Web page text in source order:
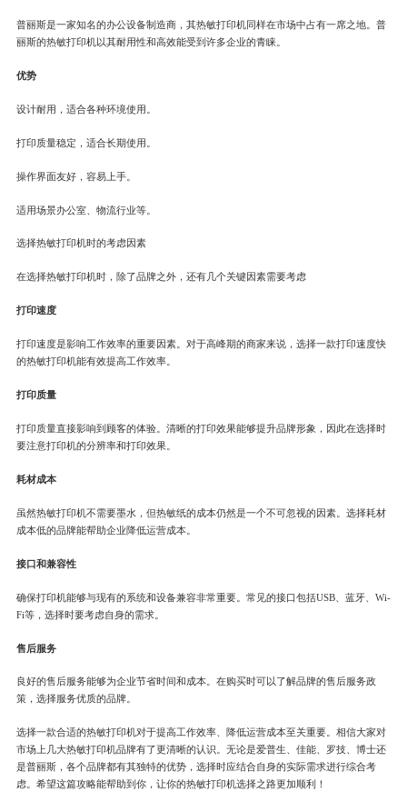
普丽斯是一家知名的办公设备制造商，其热敏打印机同样在市场中占有一席之地。普
丽斯的热敏打印机以其耐用性和高效能受到许多企业的青睐。
优势
设计耐用，适合各种环境使用。
打印质量稳定，适合长期使用。
操作界面友好，容易上手。
适用场景办公室、物流行业等。
选择热敏打印机时的考虑因素
在选择热敏打印机时，除了品牌之外，还有几个关键因素需要考虑
打印速度
打印速度是影响工作效率的重要因素。对于高峰期的商家来说，选择一款打印速度快
的热敏打印机能有效提高工作效率。
打印质量
打印质量直接影响到顾客的体验。清晰的打印效果能够提升品牌形象，因此在选择时
要注意打印机的分辨率和打印效果。
耗材成本
虽然热敏打印机不需要墨水，但热敏纸的成本仍然是一个不可忽视的因素。选择耗材
成本低的品牌能帮助企业降低运营成本。
接口和兼容性
确保打印机能够与现有的系统和设备兼容非常重要。常见的接口包括USB、蓝牙、Wi-
Fi等，选择时要考虑自身的需求。
售后服务
良好的售后服务能够为企业节省时间和成本。在购买时可以了解品牌的售后服务政
策，选择服务优质的品牌。
选择一款合适的热敏打印机对于提高工作效率、降低运营成本至关重要。相信大家对
市场上几大热敏打印机品牌有了更清晰的认识。无论是爱普生、佳能、罗技、博士还
是普丽斯，各个品牌都有其独特的优势，选择时应结合自身的实际需求进行综合考
虑。希望这篇攻略能帮助到你，让你的热敏打印机选择之路更加顺利！